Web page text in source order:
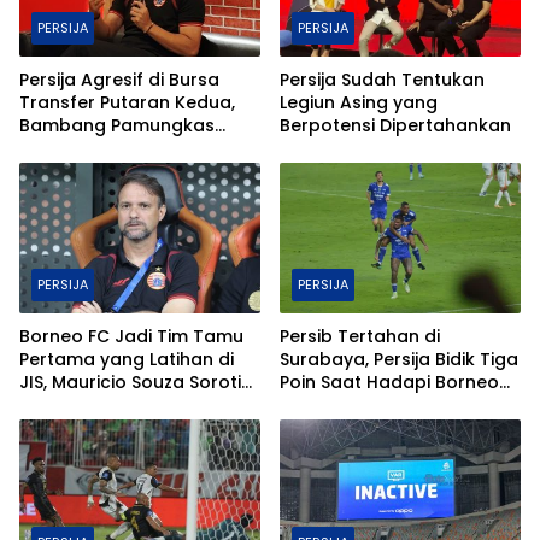
PERSIJA
Persija Agresif di Bursa
Transfer Putaran Kedua,
Bambang Pamungkas
Baliknya
PERSIJA
Persija Sudah Tentukan
Legiun Asing yang
Berpotensi Dipertahankan
PERSIJA
Borneo FC Jadi Tim Tamu
Pertama yang Latihan di
JIS, Mauricio Souza Soroti
PERSIJA
Persib Tertahan di
Surabaya, Persija Bidik Tiga
Poin Saat Hadapi Borneo